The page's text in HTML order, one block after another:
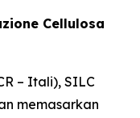
Cellulosa
– Itali), SILC
memasarkan